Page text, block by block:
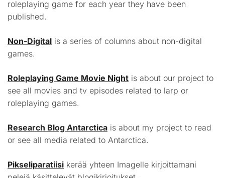
roleplaying game for each year they have been
published.
Non-Digital is a series of columns about non-digital
games.
Roleplaying Game Movie Night is about our project to
see all movies and tv episodes related to larp or
roleplaying games.
Research Blog Antarctica is about my project to read
or see all media related to Antarctica.
Pikseliparatiisi kerää yhteen Imagelle kirjoittamani